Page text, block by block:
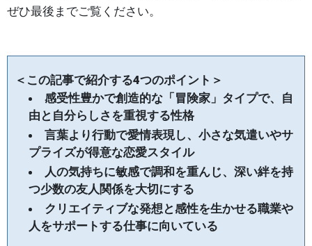
ぜひ最後までご覧ください。
＜この記事で紹介する4つのポイント＞
感受性豊かで創造的な「冒険家」タイプで、自
由と自分らしさを重視する性格
言葉より行動で愛情表現し、小さな気遣いやサ
プライズが得意な恋愛スタイル
人の気持ちに敏感で調和を重んじ、深い絆を持
つ少数の友人関係を大切にする
クリエイティブな発想と感性を生かせる職業や
人をサポートする仕事に向いている